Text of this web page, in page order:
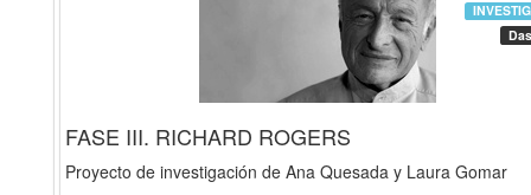
FASE III. RICHARD ROGERS
Proyecto de investigación de Ana Quesada y Laura Gomar